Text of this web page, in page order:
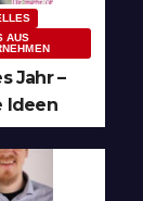
AUS
Jahr –
Ideen